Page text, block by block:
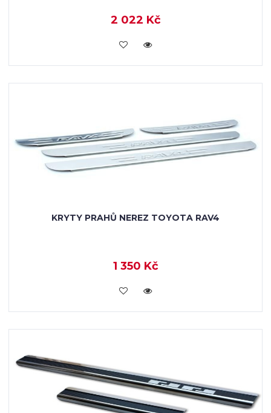
2 022 Kč
KOUPIT
KRYTY PRAHŮ NEREZ TOYOTA RAV4
1 350 Kč
KOUPIT